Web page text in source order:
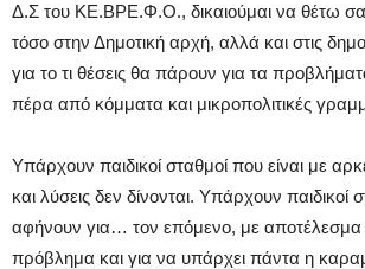
Δ.Σ του ΚΕ.ΒΡΕ.Φ.Ο., δικαιούμαι να θέτω
τόσο στην Δημοτική αρχή, αλλά και στις
για το τι θέσεις θα πάρουν για τα
πέρα από κόμματα και μικροπολιτικές
Υπάρχουν παιδικοί σταθμοί που είναι με
και λύσεις δεν δίνονται. Υπάρχουν παιδικοί
αφήνουν για… τον επόμενο, με αποτέλεσμα
πρόβλημα και για να υπάρχει πάντα η